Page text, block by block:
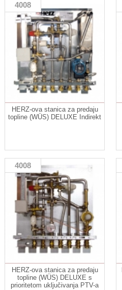
4008
HERZ-ova stanica za predaju
topline (WÜS) DELUXE Indirekt
4008
HERZ-ova stanica za predaju
topline (WÜS) DELUXE s
prioritetom uključivanja PTV-a